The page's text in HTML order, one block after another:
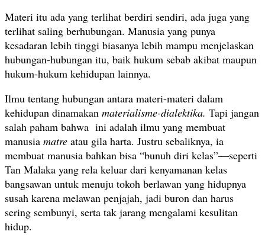
Materi itu ada yang terlihat berdiri sendiri, ada juga yang
terlihat saling berhubungan. Manusia yang punya
kesadaran lebih tinggi biasanya lebih mampu menjelaskan
hubungan-hubungan itu, baik hukum sebab akibat maupun
hukum-hukum kehidupan lainnya.
Ilmu tentang hubungan antara materi-materi dalam
kehidupan dinamakan materialisme-dialektika. Tapi jangan
salah paham bahwa ini adalah ilmu yang membuat
manusia matre atau gila harta. Justru sebaliknya, ia
membuat manusia bahkan bisa “bunuh diri kelas”—seperti
Tan Malaka yang rela keluar dari kenyamanan kelas
bangsawan untuk menuju tokoh berlawan yang hidupnya
susah karena melawan penjajah, jadi buron dan harus
sering sembunyi, serta tak jarang mengalami kesulitan
hidup.